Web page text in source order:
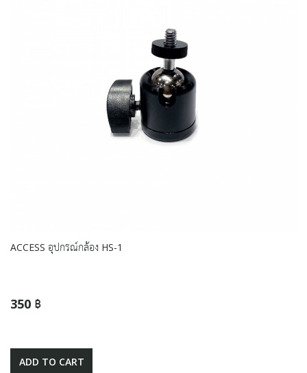
ACCESS อุปกรณ์กล้อง HS-1
350 ฿
ADD TO CART